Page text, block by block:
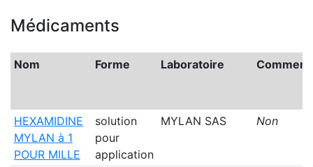
Médicaments
Nom Forme Laboratoire
HEXAMIDINE
MYLAN à 1
POUR MILLE
solution
pour
application
MYLAN SAS Non